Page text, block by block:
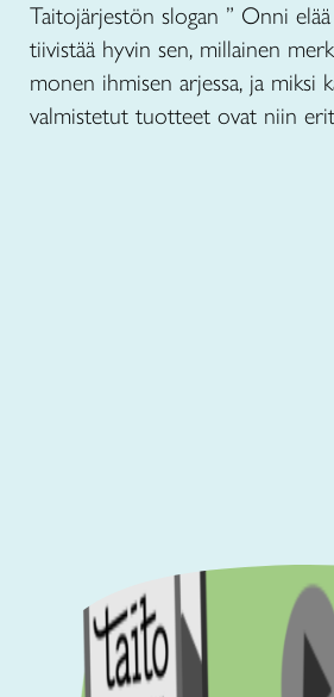
Taitojärjestön slogan ” Onni elää
tiivistää hyvin sen, millainen
monen ihmisen arjessa, ja miksi
valmistetut tuotteet ovat niin